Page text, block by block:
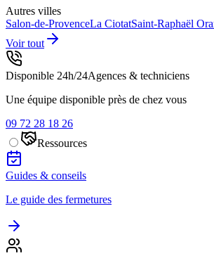
Autres villes
Salon-de-ProvenceLa CiotatSaint-Raphaël
Voir tout
Disponible 24h/24Agences & techniciens
Une équipe disponible près de chez vous
09 72 28 18 26
Ressources
Guides & conseils
Le guide des fermetures